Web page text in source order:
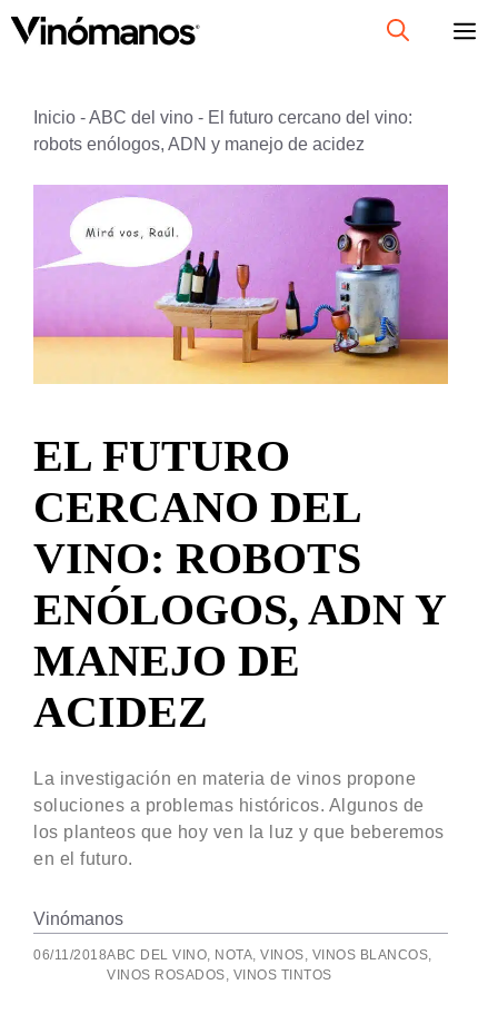
Inicio -ABC del vino - El futuro cercano del vino:
robots enólogos, ADN y manejo de acidez
EL FUTURO
CERCANO DEL
VINO: ROBOTS
ENÓLOGOS, ADN Y
MANEJO DE
ACIDEZ
La investigación en materia de vinos propone
soluciones a problemas históricos. Algunos de
los planteos que hoy ven la luz y que beberemos
en el futuro.
Vinómanos
06/11/2018ABC DEL VINO, NOTA, VINOS, VINOS BLANCOS,
VINOS ROSADOS, VINOS TINTOS